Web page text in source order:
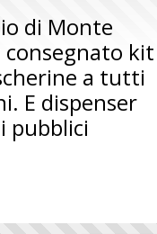
di Monte
consegnato kit
a tutti
E dispenser
pubblici